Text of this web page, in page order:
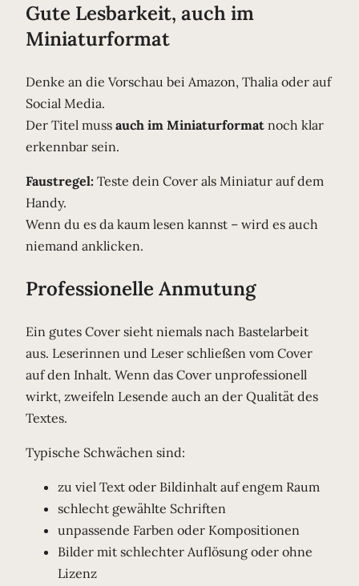
Gute Lesbarkeit, auch im
Miniaturformat
Denke an die Vorschau bei Amazon, Thalia oder auf
Social Media.
Der Titel muss auch im Miniaturformat noch klar
erkennbar sein.
Faustregel: Teste dein Cover als Miniatur auf dem
Handy.
Wenn du es da kaum lesen kannst – wird es auch
niemand anklicken.
Professionelle Anmutung
Ein gutes Cover sieht niemals nach Bastelarbeit
aus. Leserinnen und Leser schließen vom Cover
auf den Inhalt. Wenn das Cover unprofessionell
wirkt, zweifeln Lesende auch an der Qualität des
Textes.
Typische Schwächen sind:
zu viel Text oder Bildinhalt auf engem Raum
schlecht gewählte Schriften
unpassende Farben oder Kompositionen
Bilder mit schlechter Auflösung oder ohne
Lizenz